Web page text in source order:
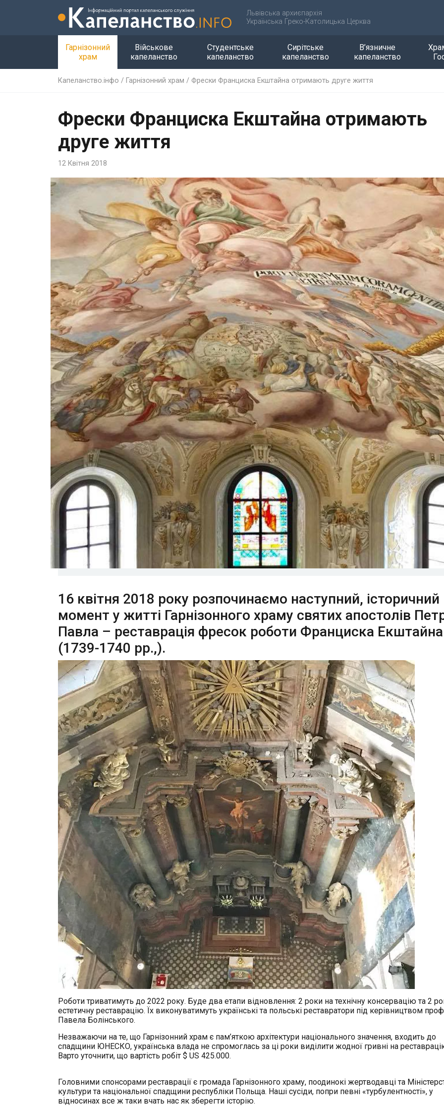
Львівська архиєпархія
Українська Греко-Католицька Церква
Гарнізонний
храм
Військове
капеланство
Студентське
капеланство
Сирітське
капеланство
В’язничне
капеланство
Капеланство.інфо / Гарнізонний храм / Фрески Франциска Екштайна отримають друге життя
Фрески Франциска Екштайна отримають
друге життя
12 Квітня 2018
16 квітня 2018 року розпочинаємо наступний, історичний
момент у житті Гарнізонного храму святих апостолів
Павла – реставрація фресок роботи Франциска Екштайна
(1739-1740 рр.,).
Роботи триватимуть до 2022 року. Буде два етапи відновлення: 2 роки на технічну консервацію та 2
естетичну реставрацію. Їх виконуватимуть українські та польські реставратори під керівництвом
Павела Болінського.
Незважаючи на те, що Гарнізонний храм є пам’яткою архітектури національного значення, входить до
спадщини ЮНЕСКО, українська влада не спромоглась за ці роки виділити жодної гривні на
Варто уточнити, що вартість робіт $ US 425.000.
Головними спонсорами реставрації є громада Гарнізонного храму, поодинокі жертводавці та
культури та національної спадщини республіки Польща. Наші сусіди, попри певні «турбулентності», у
відносинах все ж таки вчать нас як зберегти історію.